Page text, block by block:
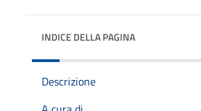
INDICE DELLA PAGINA
Descrizione